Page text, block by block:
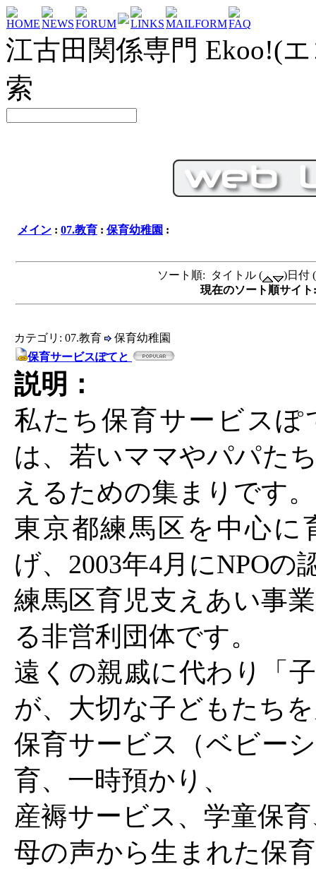
HOMENEWSFORUM LINKSMAILFORMFAQ
江古田関係専門 Ekoo!(
索
メイン : 07.教育 : 保育幼稚園 :
ソート順: タイトル (
)日付 (
現在のソート順サイ
カテゴリ: 07.教育
保育幼稚園
保育サービスぽてと
説明：
私たち保育サービス
は、若いママやパパた
えるための集まりです。
東京都練馬区を中心に
げ、2003年4月にNPOの
練馬区育児支えあい事
る非営利団体です。
遠くの親戚に代わり「
が、大切な子どもたち
保育サービス（ベビー
育、一時預かり、
産褥サービス、学童保
母の声から生まれた保